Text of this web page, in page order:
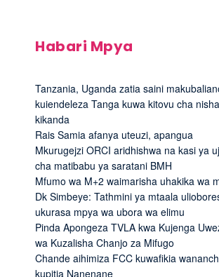
Habari Mpya
Tanzania, Uganda zatia saini
kuiendeleza Tanga kuwa kitovu cha
kikanda
Rais Samia afanya uteuzi, apangua
Mkurugejzi ORCI aridhishwa na kasi ya
cha matibabu ya saratani BMH
Mfumo wa M+2 waimarisha uhakika wa
Dk Simbeye: Tathmini ya mtaala
ukurasa mpya wa ubora wa elimu
Pinda Apongeza TVLA kwa Kujenga
wa Kuzalisha Chanjo za Mifugo
Chande aihimiza FCC kuwafikia
kupitia Nanenane